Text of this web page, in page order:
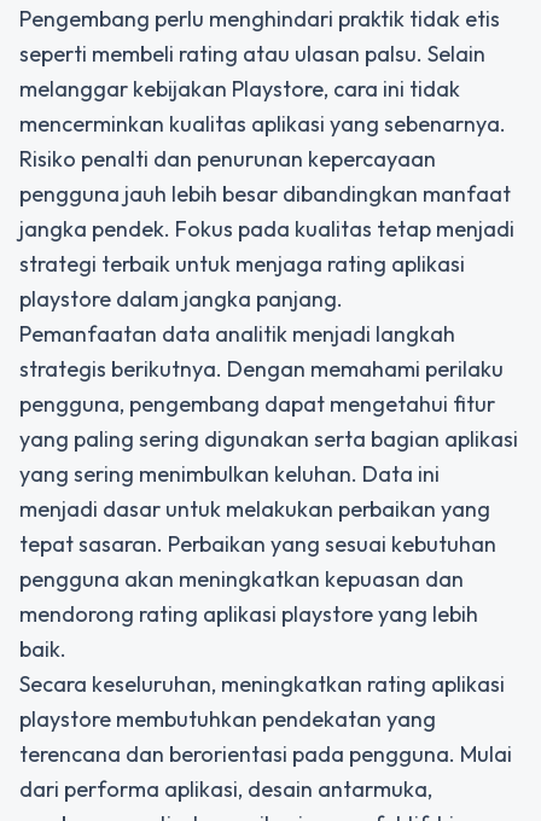
Pengembang perlu menghindari praktik tidak etis
seperti membeli rating atau ulasan palsu. Selain
melanggar kebijakan Playstore, cara ini tidak
mencerminkan kualitas aplikasi yang sebenarnya.
Risiko penalti dan penurunan kepercayaan
pengguna jauh lebih besar dibandingkan manfaat
jangka pendek. Fokus pada kualitas tetap menjadi
strategi terbaik untuk menjaga rating aplikasi
playstore dalam jangka panjang.
Pemanfaatan data analitik menjadi langkah
strategis berikutnya. Dengan memahami perilaku
pengguna, pengembang dapat mengetahui fitur
yang paling sering digunakan serta bagian aplikasi
yang sering menimbulkan keluhan. Data ini
menjadi dasar untuk melakukan perbaikan yang
tepat sasaran. Perbaikan yang sesuai kebutuhan
pengguna akan meningkatkan kepuasan dan
mendorong rating aplikasi playstore yang lebih
baik.
Secara keseluruhan, meningkatkan rating aplikasi
playstore membutuhkan pendekatan yang
terencana dan berorientasi pada pengguna. Mulai
dari performa aplikasi, desain antarmuka,